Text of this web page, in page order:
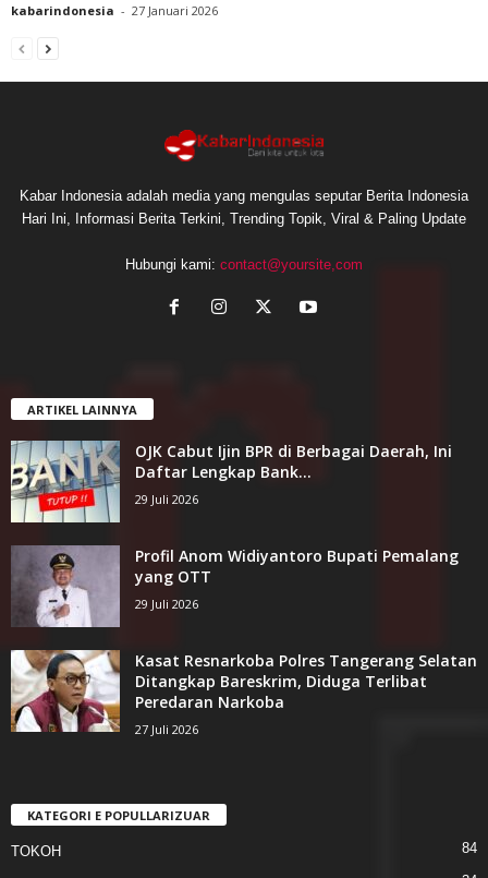
kabarindonesia - 27 Januari 2026
Kabar Indonesia adalah media yang mengulas seputar Berita Indonesia
Hari Ini, Informasi Berita Terkini, Trending Topik, Viral & Paling Update
Hubungi kami: contact@yoursite,com
ARTIKEL LAINNYA
OJK Cabut Ijin BPR di Berbagai Daerah, Ini
Daftar Lengkap Bank...
29 Juli 2026
Profil Anom Widiyantoro Bupati Pemalang
yang OTT
29 Juli 2026
Kasat Resnarkoba Polres Tangerang Selatan
Ditangkap Bareskrim, Diduga Terlibat
Peredaran Narkoba
27 Juli 2026
KATEGORI E POPULLARIZUAR
TOKOH 84